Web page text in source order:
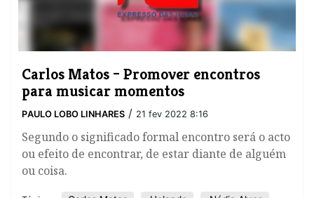
Carlos Matos – Promover encontros
para musicar momentos
PAULO LOBO LINHARES / 21 fev 2022 8:16
Segundo o significado formal encontro será o acto
ou efeito de encontrar, de estar diante de alguém
ou coisa.